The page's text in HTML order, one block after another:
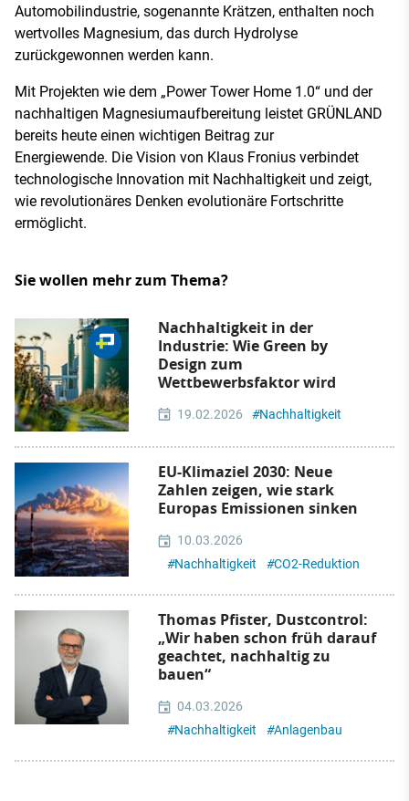
Automobilindustrie, sogenannte Krätzen, enthalten noch
wertvolles Magnesium, das durch Hydrolyse
zurückgewonnen werden kann.
Mit Projekten wie dem „Power Tower Home 1.0“ und der
nachhaltigen Magnesiumaufbereitung leistet GRÜNLAND
bereits heute einen wichtigen Beitrag zur
Energiewende. Die Vision von Klaus Fronius verbindet
technologische Innovation mit Nachhaltigkeit und zeigt,
wie revolutionäres Denken evolutionäre Fortschritte
ermöglicht.
Sie wollen mehr zum Thema?
Nachhaltigkeit in der
Industrie: Wie Green by
Design zum
Wettbewerbsfaktor wird
19.02.2026 #Nachhaltigkeit
EU-Klimaziel 2030: Neue
Zahlen zeigen, wie stark
Europas Emissionen sinken
10.03.2026
#Nachhaltigkeit #CO2-Reduktion
Thomas Pfister, Dustcontrol:
„Wir haben schon früh darauf
geachtet, nachhaltig zu
bauen“
04.03.2026
#Nachhaltigkeit #Anlagenbau